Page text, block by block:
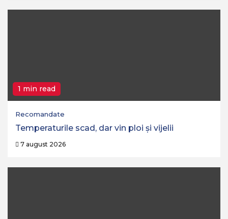
1 min read
Recomandate
Temperaturile scad, dar vin ploi și vijelii
7 august 2026